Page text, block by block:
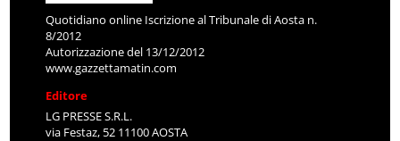
Quotidiano online Iscrizione al Tribunale di Aosta n.
8/2012
Autorizzazione del 13/12/2012
www.gazzettamatin.com
Editore
LG PRESSE S.R.L.
via Festaz, 52 11100 AOSTA